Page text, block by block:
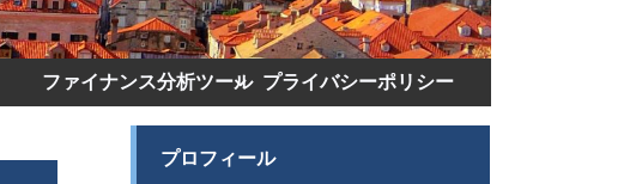
ファイナンス分析ツール プライバシーポリシー
プロフィール